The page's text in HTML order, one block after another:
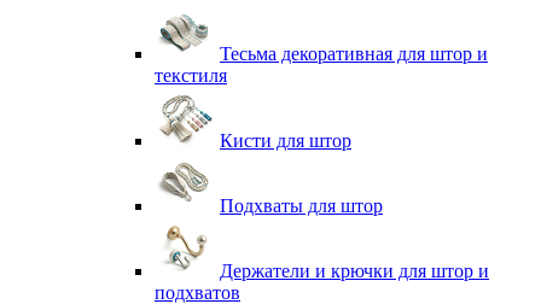
Тесьма декоративная для штор и
текстиля
Кисти для штор
Подхваты для штор
Держатели и крючки для штор и
подхватов